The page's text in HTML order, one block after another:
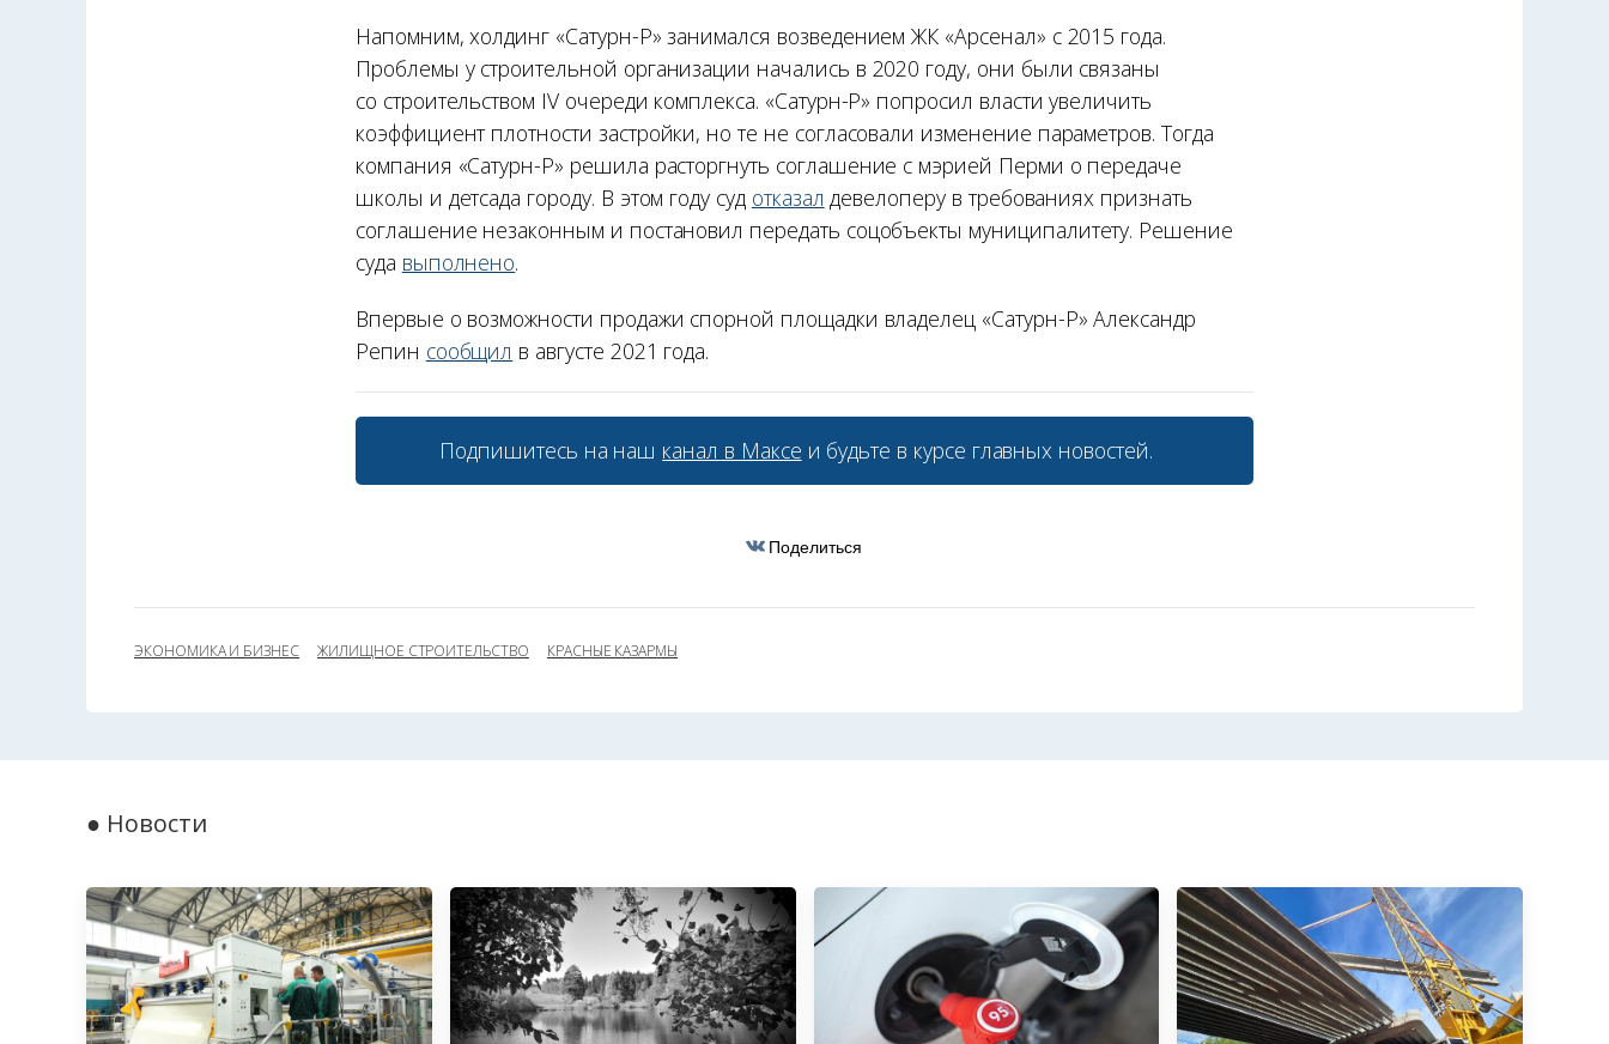
Напомним, холдинг «Сатурн-Р» занимался возведением ЖК «Арсенал» с 2015 года.
Проблемы у строительной организации начались в 2020 году, они были связаны
со строительством IV очереди комплекса. «Сатурн-Р» попросил власти увеличить
коэффициент плотности застройки, но те не согласовали изменение параметров. Тогда
компания «Сатурн-Р» решила расторгнуть соглашение с мэрией Перми о передаче
школы и детсада городу. В этом году суд отказал девелоперу в требованиях признать
соглашение незаконным и постановил передать соцобъекты муниципалитету. Решение
суда выполнено.
Впервые о возможности продажи спорной площадки владелец «Сатурн-Р» Александр
Репин сообщил в августе 2021 года.
Подпишитесь на наш канал в Максе и будьте в курсе главных новостей.
Поделиться
ЭКОНОМИКА И БИЗНЕС ЖИЛИЩНОЕ СТРОИТЕЛЬСТВО КРАСНЫЕ КАЗАРМЫ
● Новости